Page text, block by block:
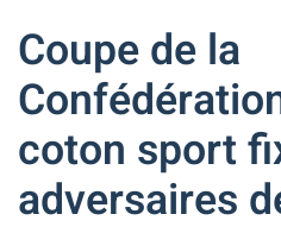
Coupe de la
coton sport
adversaires